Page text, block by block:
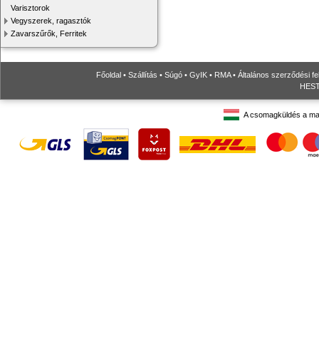
Varisztorok
Vegyszerek, ragasztók
Zavarszűrők, Ferritek
Főoldal • Szállítás • Súgó • GyIK • RMA• Általános szerződési
A csomagküldés a